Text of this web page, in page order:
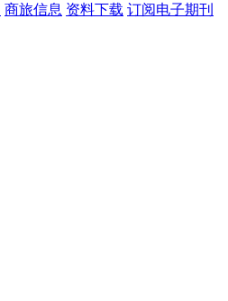
商旅信息 资料下载 订阅电子期刊